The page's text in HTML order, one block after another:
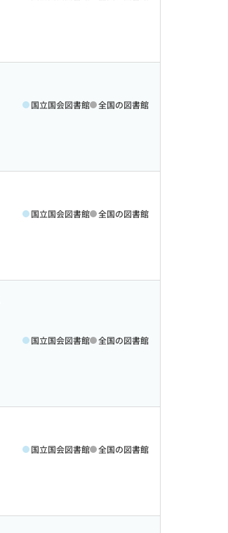
国立国会図書館 全国の図書館
国立国会図書館 全国の図書館
国立国会図書館 全国の図書館
国立国会図書館 全国の図書館